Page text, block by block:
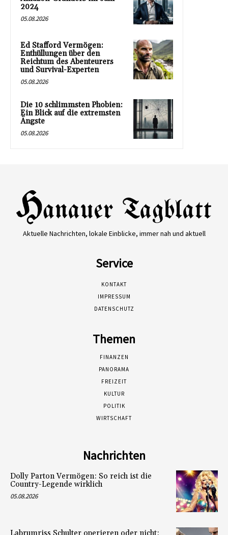
2024
05.08.2026
Ed Stafford Vermögen:
Enthüllungen über den
Reichtum des Abenteurers
und Survival-Experten
05.08.2026
Die 10 schlimmsten Phobien:
Ein Blick auf die extremsten
Ängste
05.08.2026
Aktuelle Nachrichten, lokale Einblicke, immer nah und aktuell
Service
KONTAKT
IMPRESSUM
DATENSCHUTZ
Themen
FINANZEN
PANORAMA
FREIZEIT
KULTUR
POLITIK
WIRTSCHAFT
Nachrichten
Dolly Parton Vermögen: So reich ist die
Country-Legende wirklich
05.08.2026
Labrumriss Schulter operieren oder nicht: